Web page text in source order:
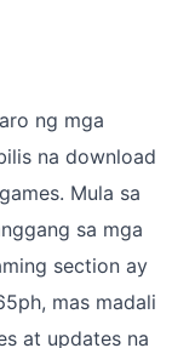
ng mga
na download
Mula sa
sa mga
section ay
mas madali
at updates na